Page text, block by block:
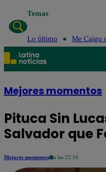
Temas
Lo último Me Caigo
Mejores momentos
Pituca Sin
Salvador que
Mejores momentos a las 22:10